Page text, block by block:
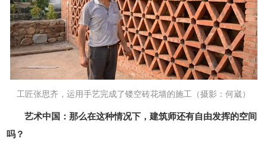
工匠张思齐，运用手艺完成了镂空砖花墙的施工（摄影：何崴）
艺术中国：那么在这种情况下，建筑师还有自由发挥的空间
吗？